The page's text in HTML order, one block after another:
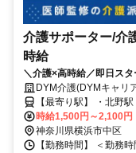
介護サポーター/介
時給
＼介護×高時給／即日ス
直接雇用サポート✨
DYM介護(DYMキャリ
【最寄り駅】 ・北野駅
時給1,500円～2,100円
神奈川県横浜市中区
【勤務時間】 ＜勤務